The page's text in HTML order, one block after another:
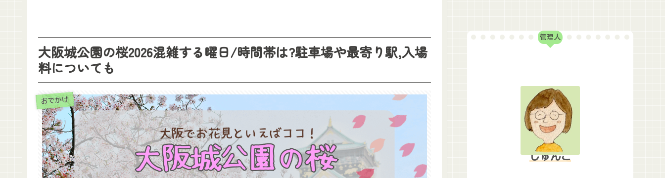
大阪城公園の桜2026混雑する曜日/時間帯は?駐車場や最寄り駅,入場
料についても
おでかけ
管理人
じゅんこ